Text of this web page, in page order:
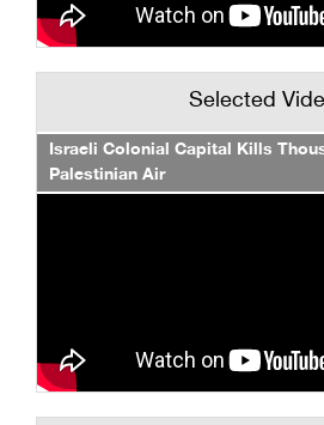
Selected
Israeli Colonial Capital Kills
Palestinian Air